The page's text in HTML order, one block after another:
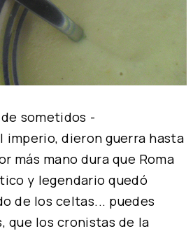
de sometidos -
imperio, dieron guerra hasta
más mano dura que Roma
y legendario quedó
de los celtas... puedes
que los cronistas de la